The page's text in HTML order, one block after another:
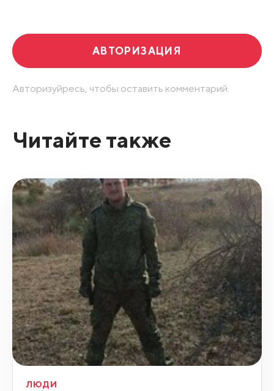
АВТОРИЗАЦИЯ
Авторизуйресь, чтобы оставить комментарий.
Читайте также
ЛЮДИ